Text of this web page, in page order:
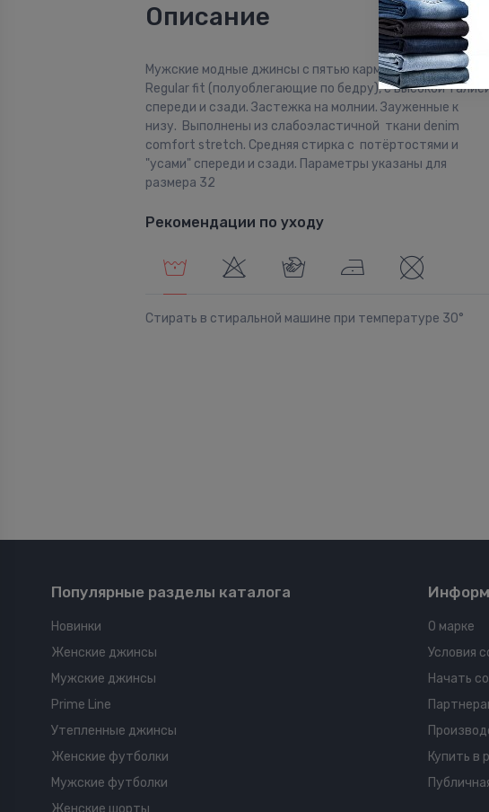
Описание
Мужские модные джинсы с пятью карманами. Посадка
Regular fit (полуоблегающие по бедру), с высокой
спереди и сзади. Застежка на молнии. Зауженные к
низу. Выполнены из слабоэластичной ткани denim
comfort stretch. Средняя стирка с потёртостями и
"усами" спереди и сзади. Параметры указаны для
размера 32
Рекомендации по уходу
Стирать в стиральной машине при температуре 30°
Популярные разделы каталога
Новинки
Женские джинсы
Мужские джинсы
Prime Line
Утепленные джинсы
Женские футболки
Мужские футболки
О марке
Условия
Начать
Купить в